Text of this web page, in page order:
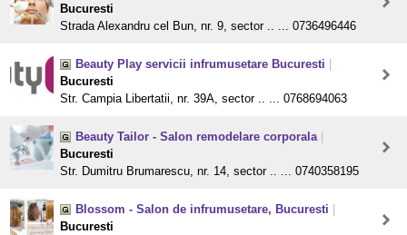
Bucuresti
Strada Alexandru cel Bun, nr. 9, sector .. ... 0736496446
Beauty Play servicii infrumusetare Bucuresti
Bucuresti
Str. Campia Libertatii, nr. 39A, sector .. ... 0768694063
Beauty Tailor - Salon remodelare corporala
Bucuresti
Str. Dumitru Brumarescu, nr. 14, sector .. ... 0740358195
Blossom - Salon de infrumusetare, Bucuresti
Bucuresti